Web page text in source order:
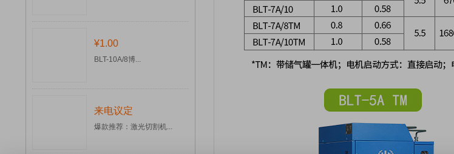
¥1.00
BLT-10A/8博...
来电议定
爆款推荐：激光切割机...